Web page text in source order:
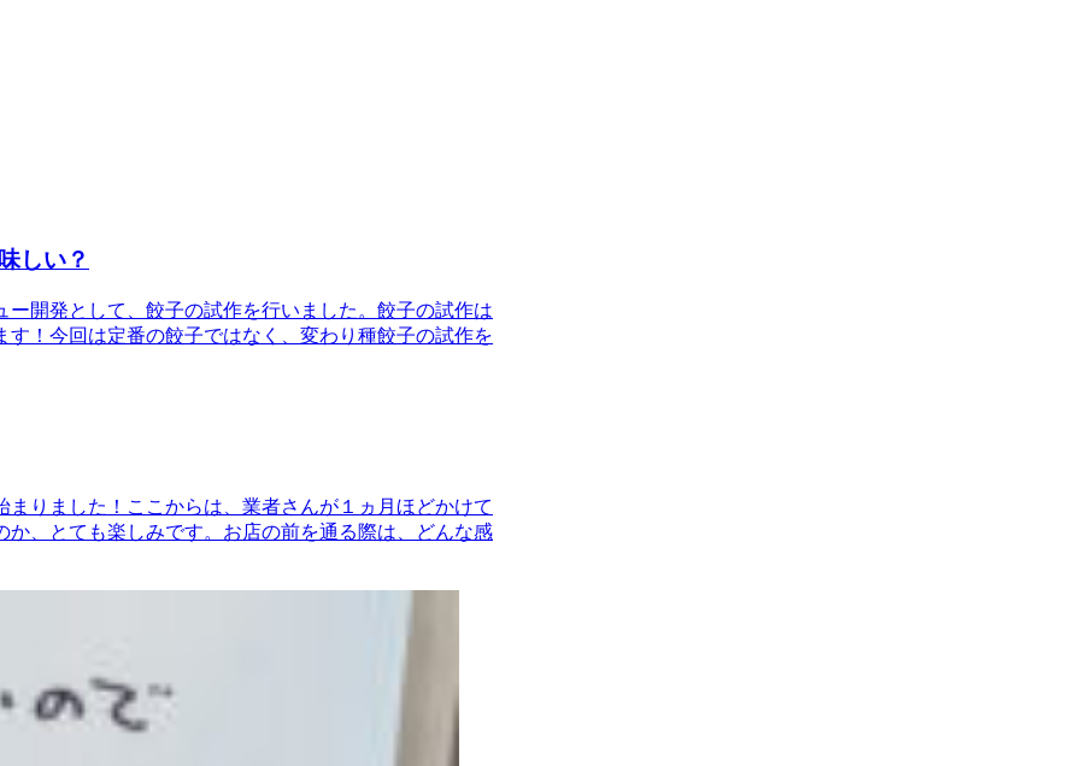
しい？
開発として、餃子の試作を行いました。餃子の試作は
！今回は定番の餃子ではなく、変わり種餃子の試作を
りました！ここからは、業者さんが１ヵ月ほどかけて
、とても楽しみです。お店の前を通る際は、どんな感